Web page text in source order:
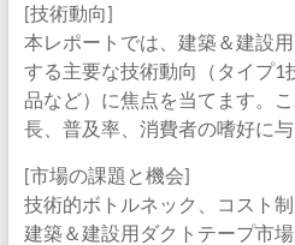
[技術動向]
本レポートでは、建築＆建設
する主要な技術動向（タイプ1
品など）に焦点を当てます。
長、普及率、消費者の嗜好に
[市場の課題と機会]
技術的ボトルネック、コスト
建築＆建設用ダクトテープ市